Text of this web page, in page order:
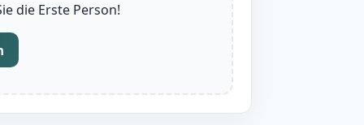
die Erste Person!